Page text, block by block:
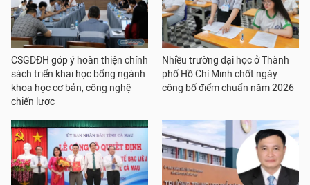
CSGDĐH góp ý hoàn thiện chính
sách triển khai học bổng ngành
khoa học cơ bản, công nghệ
chiến lược
Nhiều trường đại học ở Thành
phố Hồ Chí Minh chốt ngày
công bố điểm chuẩn năm 2026